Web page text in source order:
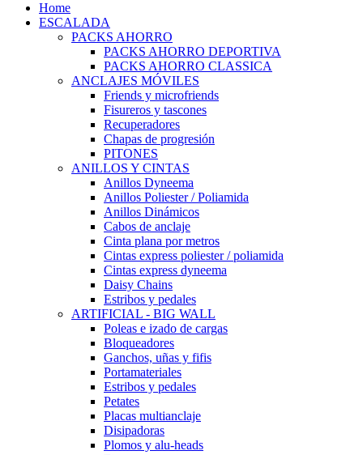
Home
ESCALADA
PACKS AHORRO
PACKS AHORRO DEPORTIVA
PACKS AHORRO CLASSICA
ANCLAJES MÓVILES
Friends y microfriends
Fisureros y tascones
Recuperadores
Chapas de progresión
PITONES
ANILLOS Y CINTAS
Anillos Dyneema
Anillos Poliester / Poliamida
Anillos Dinámicos
Cabos de anclaje
Cinta plana por metros
Cintas express poliester / poliamida
Cintas express dyneema
Daisy Chains
Estribos y pedales
ARTIFICIAL - BIG WALL
Poleas e izado de cargas
Bloqueadores
Ganchos, uñas y fifis
Portamateriales
Estribos y pedales
Petates
Placas multianclaje
Disipadoras
Plomos y alu-heads